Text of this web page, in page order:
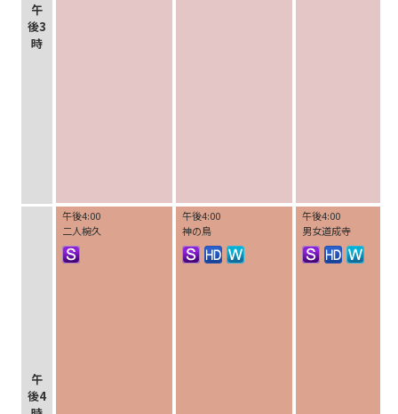
午
後3
時
午
後4
午後4:00
二人椀久
午後4:00
神の鳥
午後4:00
男女道成寺